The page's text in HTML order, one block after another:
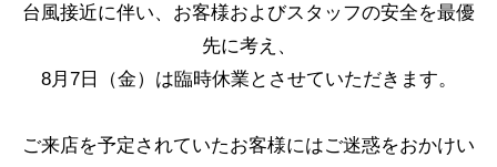
台風接近に伴い、お客様およびスタッフの安全を最優
先に考え、
8月7日（金）は臨時休業とさせていただきます。
ご来店を予定されていたお客様にはご迷惑をおかけい